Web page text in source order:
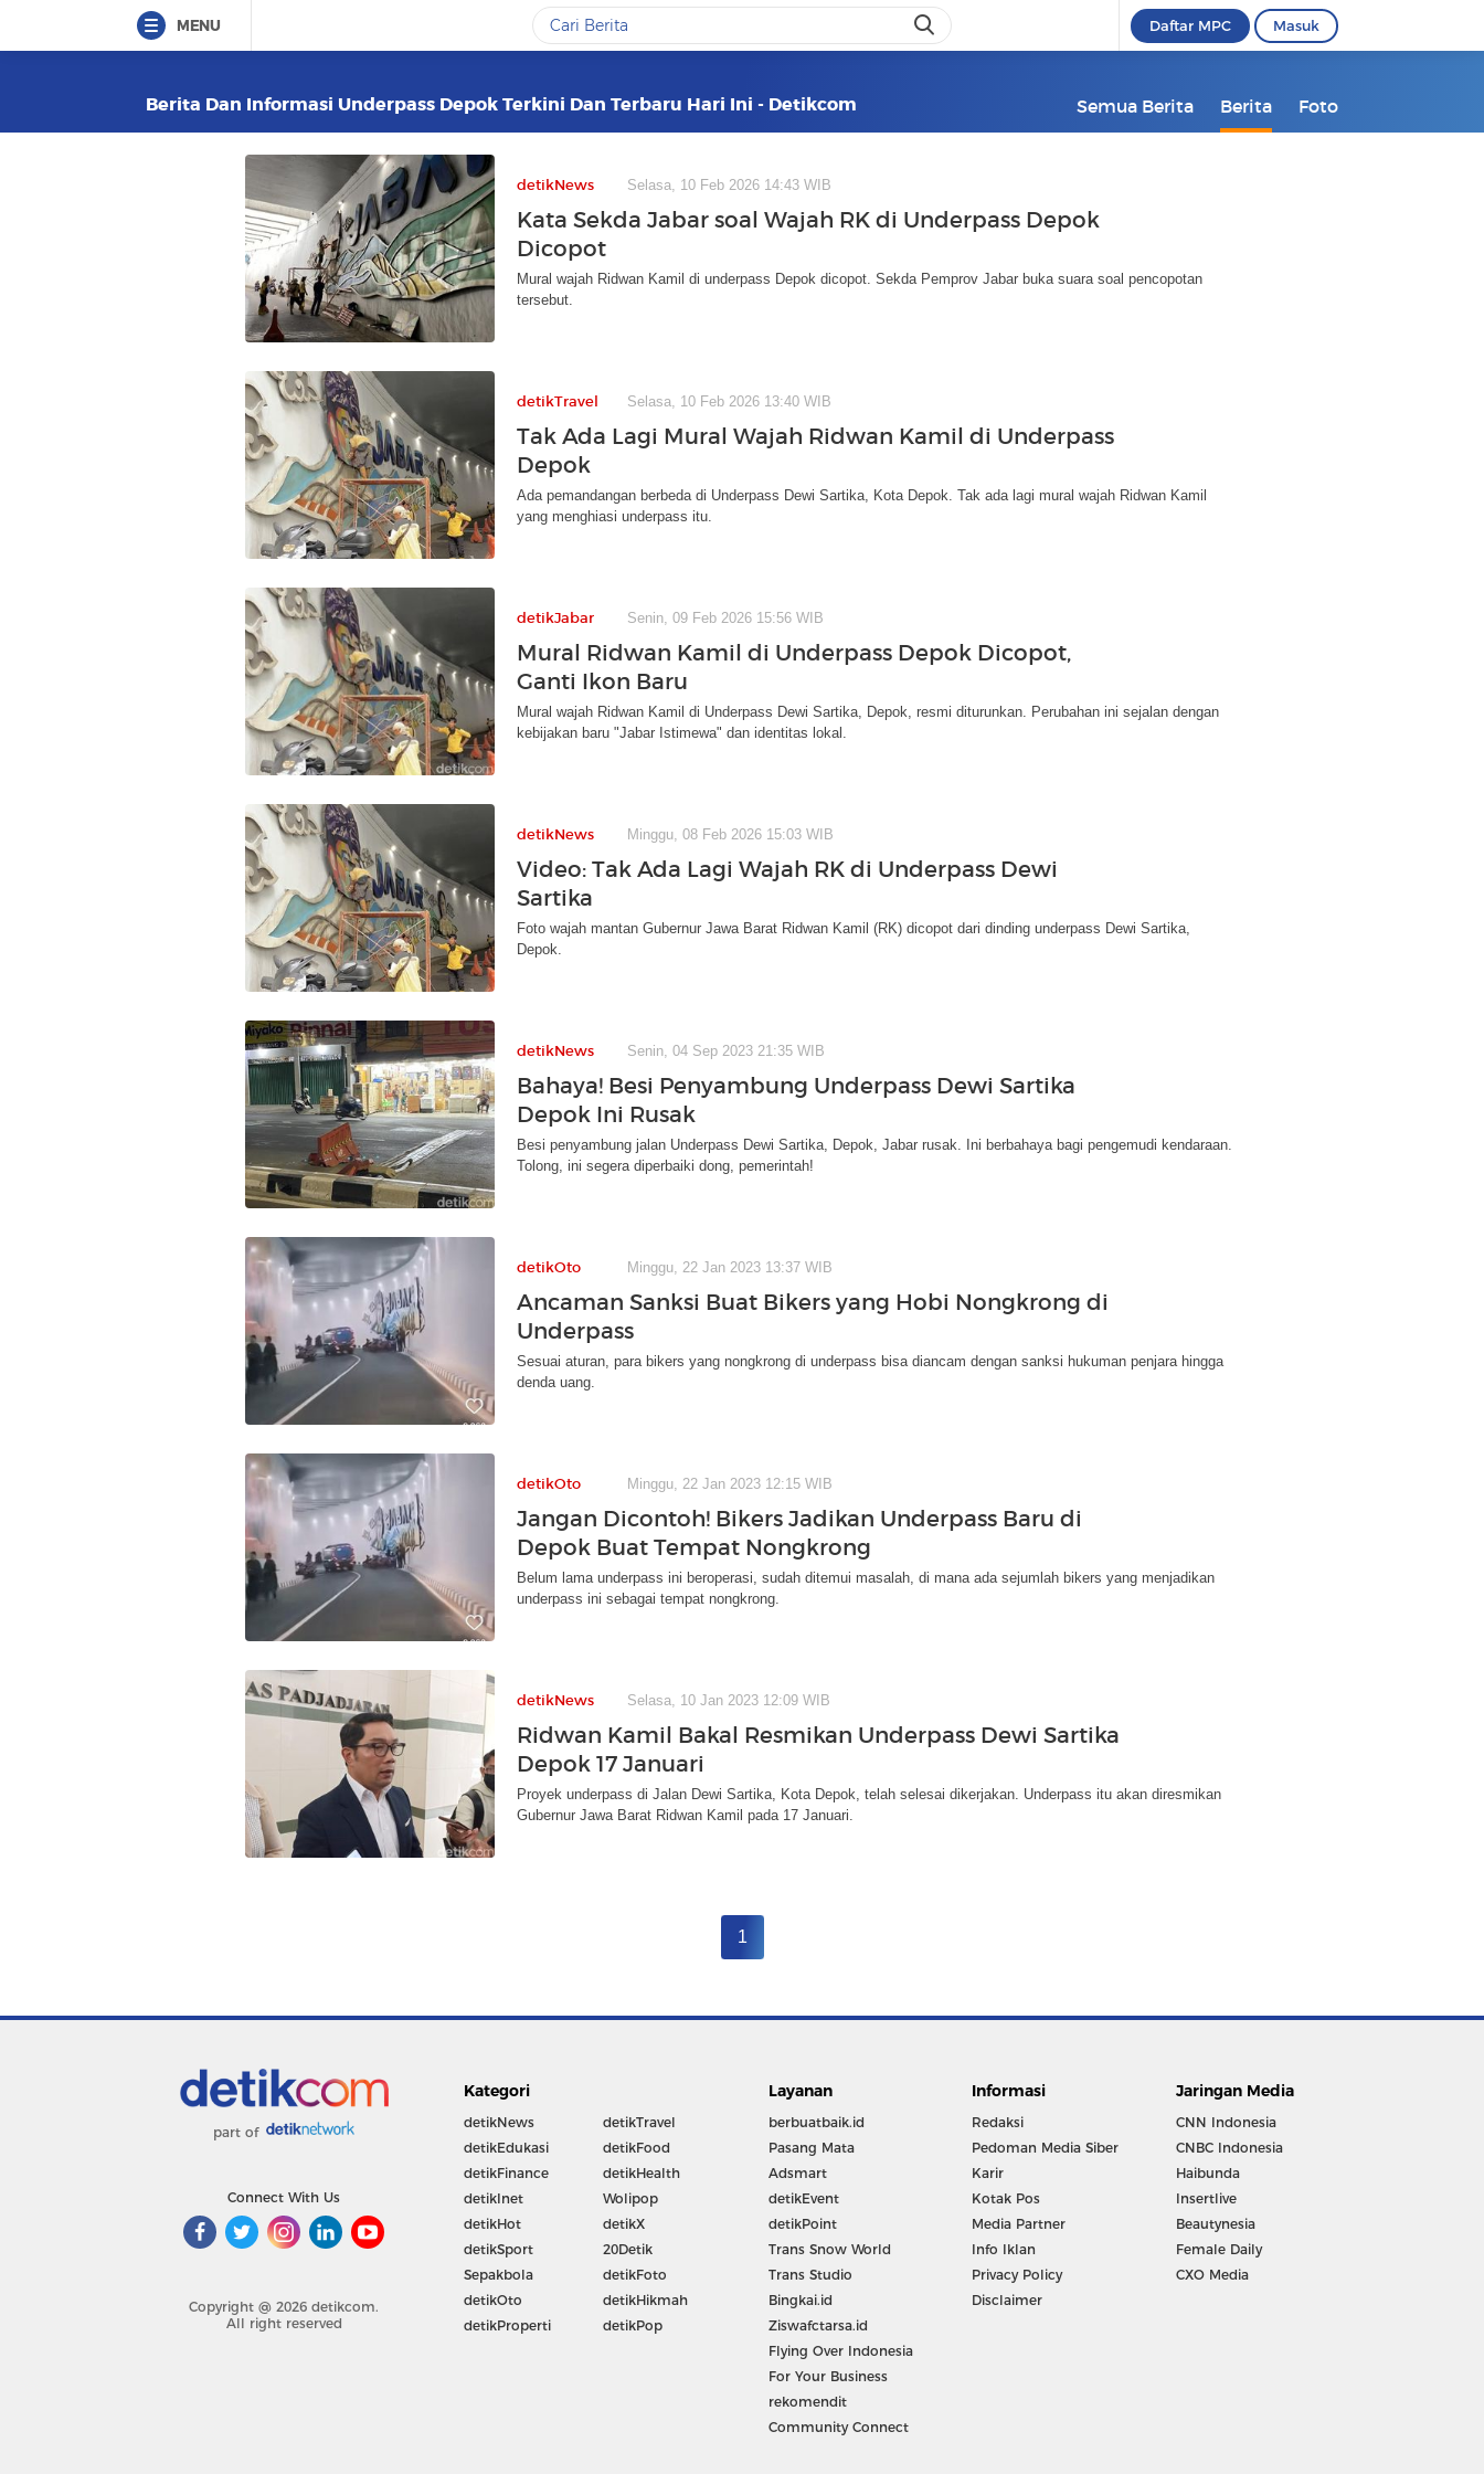
MENU Daftar MPC Masuk
Berita Dan Informasi Underpass Depok Terkini Dan Terbaru Hari Ini - Detikcom Semua Berita Berita Foto
detikNews Selasa, 10 Feb 2026 14:43 WIB
Kata Sekda Jabar soal Wajah RK di Underpass Depok
Dicopot
Mural wajah Ridwan Kamil di underpass Depok dicopot. Sekda Pemprov Jabar buka suara soal pencopotan
tersebut.
detikTravel Selasa, 10 Feb 2026 13:40 WIB
Tak Ada Lagi Mural Wajah Ridwan Kamil di Underpass
Depok
Ada pemandangan berbeda di Underpass Dewi Sartika, Kota Depok. Tak ada lagi mural wajah Ridwan Kamil
yang menghiasi underpass itu.
detikJabar Senin, 09 Feb 2026 15:56 WIB
Mural Ridwan Kamil di Underpass Depok Dicopot,
Ganti Ikon Baru
Mural wajah Ridwan Kamil di Underpass Dewi Sartika, Depok, resmi diturunkan. Perubahan ini sejalan dengan
kebijakan baru "Jabar Istimewa" dan identitas lokal.
detikNews Minggu, 08 Feb 2026 15:03 WIB
Video: Tak Ada Lagi Wajah RK di Underpass Dewi
Sartika
Foto wajah mantan Gubernur Jawa Barat Ridwan Kamil (RK) dicopot dari dinding underpass Dewi Sartika,
Depok.
detikNews Senin, 04 Sep 2023 21:35 WIB
Bahaya! Besi Penyambung Underpass Dewi Sartika
Depok Ini Rusak
Besi penyambung jalan Underpass Dewi Sartika, Depok, Jabar rusak. Ini berbahaya bagi pengemudi kendaraan.
Tolong, ini segera diperbaiki dong, pemerintah!
detikOto Minggu, 22 Jan 2023 13:37 WIB
Ancaman Sanksi Buat Bikers yang Hobi Nongkrong di
Underpass
Sesuai aturan, para bikers yang nongkrong di underpass bisa diancam dengan sanksi hukuman penjara hingga
denda uang.
detikOto Minggu, 22 Jan 2023 12:15 WIB
Jangan Dicontoh! Bikers Jadikan Underpass Baru di
Depok Buat Tempat Nongkrong
Belum lama underpass ini beroperasi, sudah ditemui masalah, di mana ada sejumlah bikers yang menjadikan
underpass ini sebagai tempat nongkrong.
detikNews Selasa, 10 Jan 2023 12:09 WIB
Ridwan Kamil Bakal Resmikan Underpass Dewi Sartika
Depok 17 Januari
Proyek underpass di Jalan Dewi Sartika, Kota Depok, telah selesai dikerjakan. Underpass itu akan diresmikan
Gubernur Jawa Barat Ridwan Kamil pada 17 Januari.
1
part of
Connect With Us
Copyright @ 2026 detikcom.
All right reserved
Kategori
detikNews
detikEdukasi
detikFinance
detikInet
detikHot
detikSport
Sepakbola
detikOto
detikProperti
detikTravel
detikFood
detikHealth
Wolipop
detikX
20Detik
detikFoto
detikHikmah
detikPop
Layanan
berbuatbaik.id
Pasang Mata
Adsmart
detikEvent
detikPoint
Trans Snow World
Trans Studio
Bingkai.id
Ziswafctarsa.id
Flying Over Indonesia
For Your Business
rekomendit
Community Connect
Informasi
Redaksi
Pedoman Media Siber
Karir
Kotak Pos
Media Partner
Info Iklan
Privacy Policy
Disclaimer
Jaringan Media
CNN Indonesia
CNBC Indonesia
Haibunda
Insertlive
Beautynesia
Female Daily
CXO Media